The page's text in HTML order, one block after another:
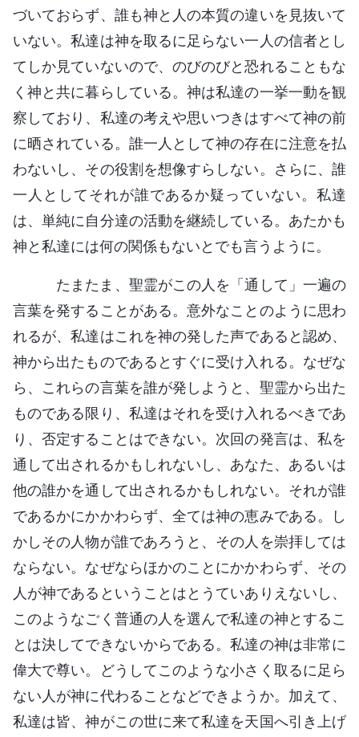
づいておらず、誰も神と人の本質の違いを見抜いて
いない。私達は神を取るに足らない一人の信者とし
てしか見ていないので、のびのびと恐れることもな
く神と共に暮らしている。神は私達の一挙一動を観
察しており、私達の考えや思いつきはすべて神の前
に晒されている。誰一人として神の存在に注意を払
わないし、その役割を想像すらしない。さらに、誰
一人としてそれが誰であるか疑っていない。私達
は、単純に自分達の活動を継続している。あたかも
神と私達には何の関係もないとでも言うように。
たまたま、聖霊がこの人を「通して」一遍の
言葉を発することがある。意外なことのように思わ
れるが、私達はこれを神の発した声であると認め、
神から出たものであるとすぐに受け入れる。なぜな
ら、これらの言葉を誰が発しようと、聖霊から出た
ものである限り、私達はそれを受け入れるべきであ
り、否定することはできない。次回の発言は、私を
通して出されるかもしれないし、あなた、あるいは
他の誰かを通して出されるかもしれない。それが誰
であるかにかかわらず、全ては神の恵みである。し
かしその人物が誰であろうと、その人を崇拝しては
ならない。なぜならほかのことにかかわらず、その
人が神であるということはとうていありえないし、
このようなごく普通の人を選んで私達の神とするこ
とは決してできないからである。私達の神は非常に
偉大で尊い。どうしてこのような小さく取るに足ら
ない人が神に代わることなどできようか。加えて、
私達は皆、神がこの世に来て私達を天国へ引き上げ